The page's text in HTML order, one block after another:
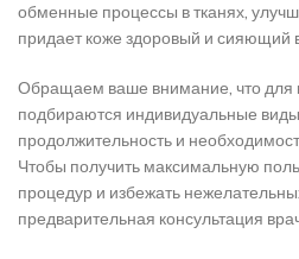
обменные процессы в тканях,
придает коже здоровый и сияющий
Обращаем ваше внимание, что для
подбираются индивидуальные
продолжительность и
Чтобы получить максимальную
процедур и избежать
предварительная консультация